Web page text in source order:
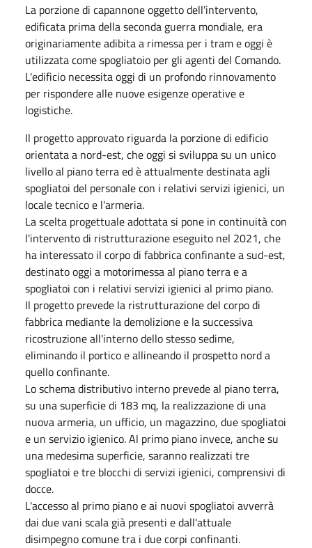
La porzione di capannone oggetto dell'intervento,
edificata prima della seconda guerra mondiale, era
originariamente adibita a rimessa per i tram e oggi è
utilizzata come spogliatoio per gli agenti del Comando.
L'edificio necessita oggi di un profondo rinnovamento
per rispondere alle nuove esigenze operative e
logistiche.
Il progetto approvato riguarda la porzione di edificio
orientata a nord-est, che oggi si sviluppa su un unico
livello al piano terra ed è attualmente destinata agli
spogliatoi del personale con i relativi servizi igienici, un
locale tecnico e l'armeria.
La scelta progettuale adottata si pone in continuità con
l'intervento di ristrutturazione eseguito nel 2021, che
ha interessato il corpo di fabbrica confinante a sud-est,
destinato oggi a motorimessa al piano terra e a
spogliatoi con i relativi servizi igienici al primo piano.
Il progetto prevede la ristrutturazione del corpo di
fabbrica mediante la demolizione e la successiva
ricostruzione all'interno dello stesso sedime,
eliminando il portico e allineando il prospetto nord a
quello confinante.
Lo schema distributivo interno prevede al piano terra,
su una superficie di 183 mq, la realizzazione di una
nuova armeria, un ufficio, un magazzino, due spogliatoi
e un servizio igienico. Al primo piano invece, anche su
una medesima superficie, saranno realizzati tre
spogliatoi e tre blocchi di servizi igienici, comprensivi di
docce.
L'accesso al primo piano e ai nuovi spogliatoi avverrà
dai due vani scala già presenti e dall'attuale
disimpegno comune tra i due corpi confinanti.